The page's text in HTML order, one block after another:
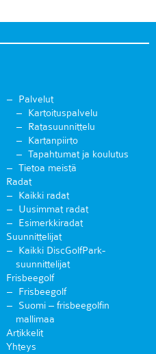
Palvelut
Kartoituspalvelu
Ratasuunnittelu
Kartanpiirto
Tapahtumat ja koulutus
Tietoa meistä
Radat
Kaikki radat
Uusimmat radat
Esimerkkiradat
Suunnittelijat
Kaikki DiscGolfPark-
suunnittelijat
Frisbeegolf
Frisbeegolf
Suomi – frisbeegolfin
mallimaa
Artikkelit
Yhteys